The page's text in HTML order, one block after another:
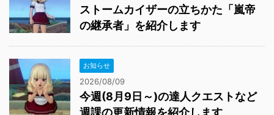
ストームカイザーの立ちかた「嵐帝
の継承者」を紹介します
お知らせ
2026/08/09
今週(8月9日～)の達人クエストなど
週課の更新情報を紹介します